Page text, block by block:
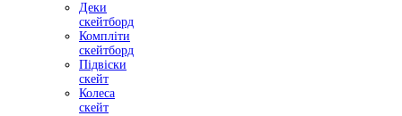
Деки
скейтборд
Компліти
скейтборд
Підвіски
скейт
Колеса
скейт